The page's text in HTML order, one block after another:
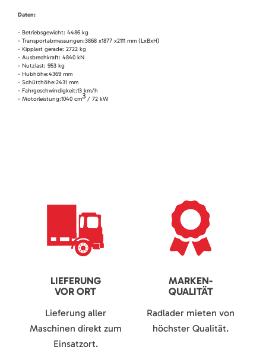
Daten:
- Betriebsgewicht: 4486 kg
- Transportabmessungen:3868 x1877 x2111 mm (LxBxH)
- Kipplast gerade: 2722 kg
- Ausbrechkraft: 4840 kN
- Nutzlast: 953 kg
- Hubhöhe:4369 mm
- Schütthöhe:2431 mm
- Fahrgeschwindigkeit:13 km/h
- Motorleistung:1040 cm3 / 72 kW
LIEFERUNG
VOR ORT
Lieferung aller
Maschinen direkt zum
Einsatzort.
MARKEN-
QUALITÄT
Radlader mieten von
höchster Qualität.